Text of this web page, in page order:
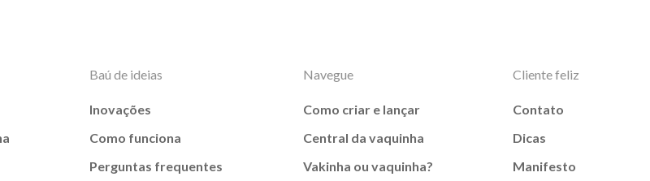
Baú de ideias
Inovações
Como funciona
Perguntas frequentes
Navegue
Como criar e lançar
Central da vaquinha
Vakinha ou vaquinha?
Cliente feliz
Contato
Dicas
Manifesto